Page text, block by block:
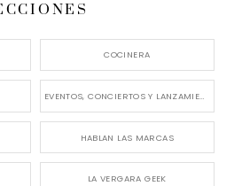
COCINERA
EVENTOS, CONCIERTOS Y LANZAMIENTOS
HABLAN LAS MARCAS
LA VERGARA GEEK